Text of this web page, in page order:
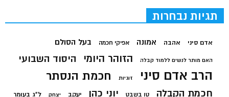
תגיות נבחרות
אדם סיני אהבה אמונה אפיקי חכמה בעל הסולם
האם מותר לנשים ללמוד קבלה הזוהר היומי היסוד השבועי
הרב אדם סיני זוגיות חכמת הנסתר
חכמת הקבלה טו בשבט יוני כהן יעקב יצחק ל"ג בעומר